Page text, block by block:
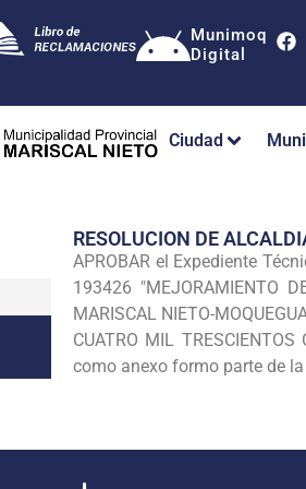
Munimoq
Digital
Ciudad
RESOLUCION DE
APROBAR el Expediente
193426 "MEJORAMIENTO
MARISCAL NIETO-
CUATRO MIL
como anexo formo parte de